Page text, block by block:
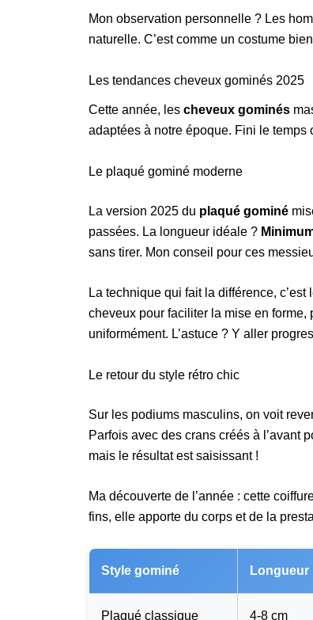
Mon observation personnelle ? Les
naturelle. C’est comme un costume
Les tendances cheveux gominés 2025
Cette année, les cheveux gominés
adaptées à notre époque. Fini le temps
Le plaqué gominé moderne
La version 2025 du plaqué gominé
passées. La longueur idéale ?
sans tirer. Mon conseil pour ces
La technique qui fait la différence,
cheveux pour faciliter la mise en forme,
uniformément. L’astuce ? Y aller
Le retour du style rétro chic
Sur les podiums masculins, on voit
Parfois avec des crans créés à l’avant
mais le résultat est saisissant !
Ma découverte de l’année : cette
fins, elle apporte du corps et de la
Style gominé Longueur
Plaqué classique 4-8 cm